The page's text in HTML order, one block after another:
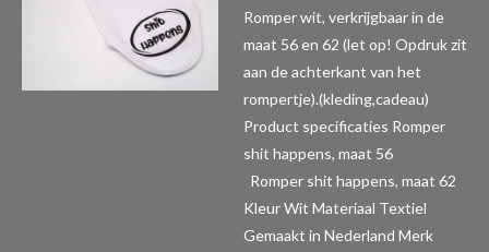
Romper wit, verkrijgbaar in de
maat 56 en 62 (let op! Opdruk zit
aan de achterkant van het
rompertje).(kleding,cadeau)
Product specificaties Romper
shit happens, maat 56
Romper shit happens, maat 62
Kleur Wit Materiaal Textiel
Gemaakt in Nederland Merk